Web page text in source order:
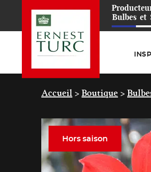
Bulbes et
Accueil > Boutique >
Hors saison